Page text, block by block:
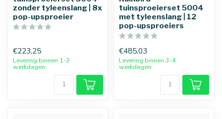
zonder tyleenslang | 8x
pop-upsproeier
€223,25
Levering binnen 1-3
werkdagen
tuinsproeierset 5004
met tyleenslang | 12
pop-upsproeiers
€485,03
Levering binnen 3-4
werkdagen